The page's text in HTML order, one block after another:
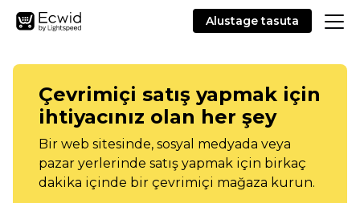
Alustage tasuta
Çevrimiçi satış yapmak için
ihtiyacınız olan her şey
Bir web sitesinde, sosyal medyada veya
pazar yerlerinde satış yapmak için birkaç
dakika içinde bir çevrimiçi mağaza kurun.